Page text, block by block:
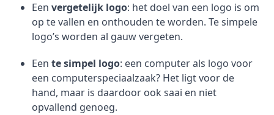
Een vergetelijk logo: het doel van een logo is om
op te vallen en onthouden te worden. Te simpele
logo’s worden al gauw vergeten.
Een te simpel logo: een computer als logo voor
een computerspeciaalzaak? Het ligt voor de
hand, maar is daardoor ook saai en niet
opvallend genoeg.